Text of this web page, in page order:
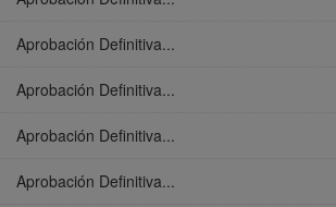
Aprobación Definitiva...
Aprobación Definitiva...
Aprobación Definitiva...
Aprobación Definitiva...